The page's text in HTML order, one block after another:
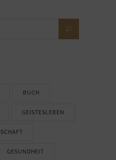
BUCH
GEISTESLEBEN
GESUNDHEIT